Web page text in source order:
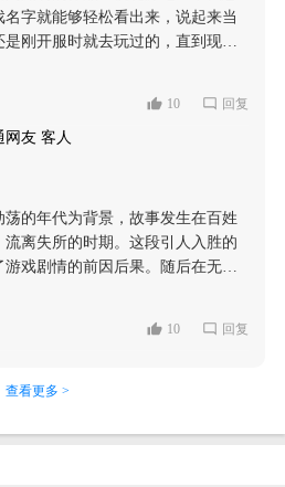
的设备措施，这种是那些什么剧
脑的套路化养成游戏完全不可比
正正的去进行游戏内部的思考，了
什么。因此这款游戏虽然仅仅只是
不可否认的是它的可玩性真的很
上有非常好的一个用户粘性，这
游戏中很少见到的。 【总结】 总
源记，是我在近些年来见到为数
类型游戏，并且如果要追究他生意
的类型非常的多，甚至从某方面
的时间要足够。
的玩法挺新颖的，刚开始有些难，
的。不过由于游戏设计的一些设
有太多亮点，但也没有什么大问
款游戏的玩法虽然有些瑕疵，但还
方面就一般了。至于是否值得花
如果你不介意游戏有点“肝”，还
着时间的流动跟着一眨一眨的。③.
绿植上，还会不定时的出现飞舞
，这种画风就比较的“利弊参半”，
感官！ 开局的引导还是较为全面
最短的时间里熟悉游戏，虽然游
我们较为常见的种田+模拟经营类
却非常的杂：玩家需要采集资源
玩家采集，包括木材，草药，石
等各种所需的材料等），建设村庄
出的建筑物进行建造，①.有的建筑
房或烹饪的火杜房等。②.有的建筑
，木瓦房等。③.有的建筑和防御有
出，开发者更想将游戏定向为一
经营游戏。但游戏的核心依旧是
相关的离线收益，这也意味着游戏
拟经营的很大一类玩家可能就是
重要的游戏部分，在常规的种田
以极大的丰富游戏的可玩性，算
添加剂。而桃源记当中的突发事
是入侵了。会有不定时的野兽或
桃源，以此打开了我们的家园保
的玩家都知道，最怕前期还在资
往度过不了这样的入侵，导致游戏
老去世，这些都是比较贴近生活实
分很清新呢？不同于一般模拟经营
育系统很生硬牵强。而在桃源记记
的操作感觉比较繁琐，像操作村民
然有类似于“一键操作”的按钮，
一点，但如果安排的结果不是很
个进行村民、工具的选择。并且游
己找活干，必须你安排他，他才会
本上就会一直闲逛和休息，这一
显得更为繁琐。 另外个人感觉游戏
手教程，但游戏的难度还是比较
面玩的时候慢慢摸索才发现的，建
这类如何避免村民生病的方法。
戏个人感觉有点肝，建造东西升
用到很多的资源，并且这些资源都
来寻找、采集。就像我前面说
旁，也会因为长时间无操作自动暂
肝。 讲完了游戏的玩法，接下来谈
还是比较复杂的。一开始地图上会
收集。玩家可以操控仅有的四个
不能增加人口，只能用这四个人进
一开始还是非常干的，因为人口比
乎是需要每过一段时间就需要进
游戏一开始并不能进行非常主要
要收集地图中的物资建造以及保
择游戏难度，当然为了更加贴合中
是最简单的难度。因为游戏中会出
须击杀敌人才能保护自己，如果
己的村庄反而会损失人。一旦损
行收集建造，形成恶性循环再次损
了保卫自己的村庄不受破坏，一开
字就能够轻松看出来，说起来当
刚开服时就去玩过的，直到现在
了，游戏内跟刚开服时相比，确实
始之前有这样一个剧情小短片，基
源记》诗中的描述来设计的，这
分不错，一方面是较为的古色古
绘卷般的古画感，游戏内的整体
方面，像角色的形象设计就有些清
的风格，在这些方面当中是能够看
去设计的。 不过，进入游戏内之
样一个简短的剧情介绍，大致讲
些许村民一起来到了桃花源，准备
玩家拥有的村民只有大概六七个，
展到城镇等等，这样的内核也是非
10 回复
网友 客人
的年代为背景，故事发生在百姓
离失所的时期。这段引人入胜的
戏剧情的前因后果。随后在无助
然发现了一个隐匿于树洞中的世外
侵袭，可以说是非常安全的，为百
世外桃源的由来。而在游戏中，我
文言文名篇《桃花源记》的作者。
10 回复
查看更多 >